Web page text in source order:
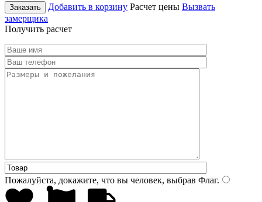
Заказать Добавить в корзину Расчет цены Вызвать
замерщика
Получить расчет
Пожалуйста, докажите, что вы человек, выбрав Флаг.